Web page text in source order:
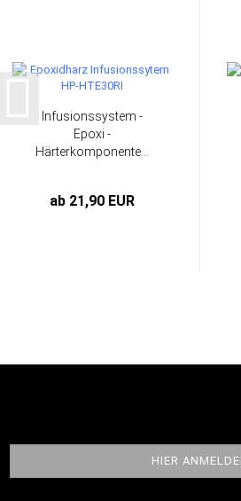
Infusionssystem -
Epoxi -
Härterkomponente...
ab 21,90 EUR